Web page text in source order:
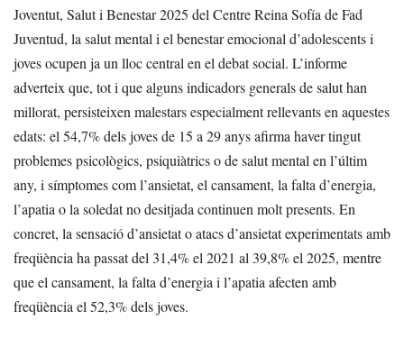
Joventut, Salut i Benestar 2025 del Centre Reina Sofía de Fad
Juventud, la salut mental i el benestar emocional d’adolescents i
joves ocupen ja un lloc central en el debat social. L’informe
adverteix que, tot i que alguns indicadors generals de salut han
millorat, persisteixen malestars especialment rellevants en aquestes
edats: el 54,7% dels joves de 15 a 29 anys afirma haver tingut
problemes psicològics, psiquiàtrics o de salut mental en l’últim
any, i símptomes com l’ansietat, el cansament, la falta d’energia,
l’apatia o la soledat no desitjada continuen molt presents. En
concret, la sensació d’ansietat o atacs d’ansietat experimentats amb
freqüència ha passat del 31,4% el 2021 al 39,8% el 2025, mentre
que el cansament, la falta d’energia i l’apatia afecten amb
freqüència el 52,3% dels joves.